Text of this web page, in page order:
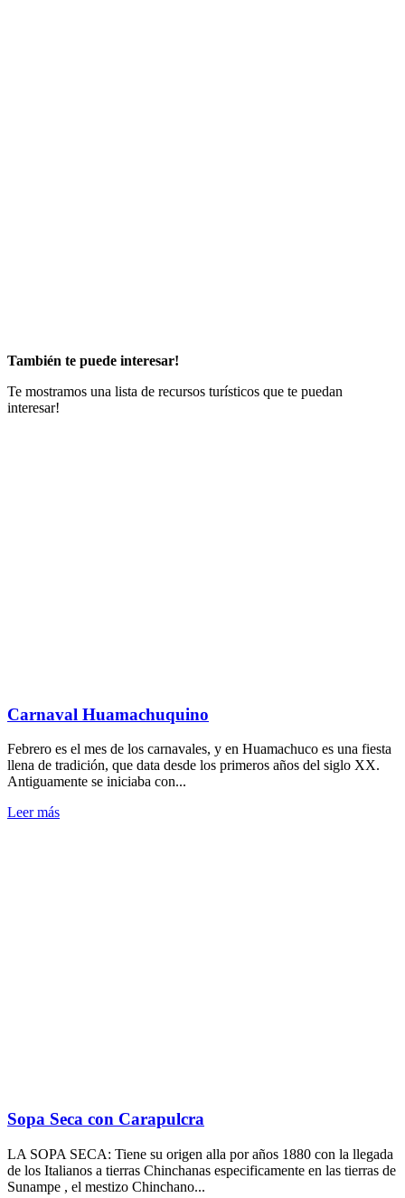
También te puede interesar!
Te mostramos una lista de recursos turísticos que te puedan
interesar!
Carnaval Huamachuquino
Febrero es el mes de los carnavales, y en Huamachuco es una fiesta
llena de tradición, que data desde los primeros años del siglo XX.
Antiguamente se iniciaba con...
Leer más
Sopa Seca con Carapulcra
LA SOPA SECA: Tiene su origen alla por años 1880 con la llegada
de los Italianos a tierras Chinchanas especificamente en las tierras de
Sunampe , el mestizo Chinchano...